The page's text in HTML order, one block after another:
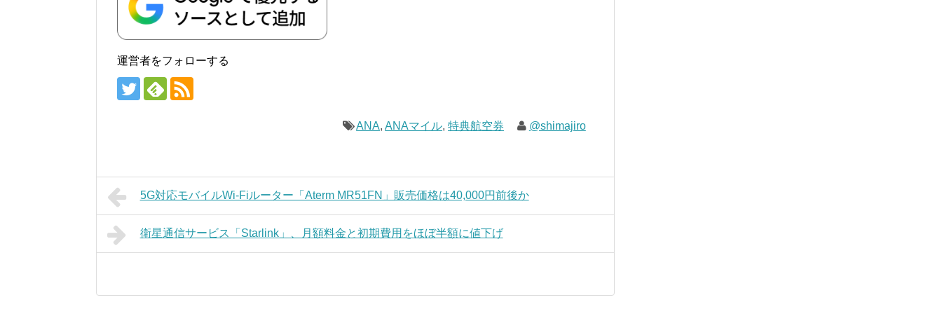
運営者をフォローする
ANA,ANAマイル,特典航空券 @shimajiro
5G対応モバイルWi-Fiルーター「Aterm MR51FN」販売価格は40,000円前後か
衛星通信サービス「Starlink」、月額料金と初期費用をほぼ半額に値下げ